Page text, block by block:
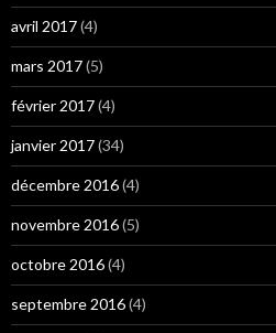
avril 2017(4)
mars 2017(5)
février 2017(4)
janvier 2017(34)
décembre 2016(4)
novembre 2016(5)
octobre 2016(4)
septembre 2016(4)